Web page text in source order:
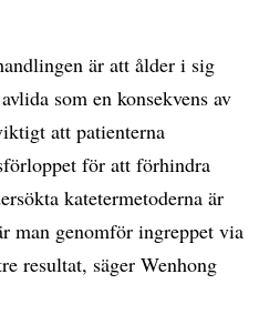
är att ålder i sig
som en konsekvens av
att patienterna
för att förhindra
katetermetoderna är
man genomför ingreppet via
resultat, säger Wenhong